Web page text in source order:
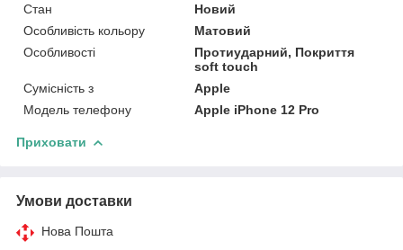
Стан
Новий
Особливість кольору
Матовий
Особливості
Протиударний, Покриття
soft touch
Сумісність з
Apple
Модель телефону
Apple iPhone 12 Pro
Приховати
Умови доставки
Нова Пошта